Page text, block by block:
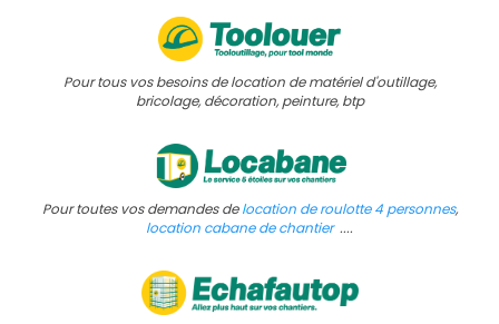
Pour tous vos besoins de location de matériel d'outillage,
bricolage, décoration, peinture, btp
Pour toutes vos demandes delocation de roulotte 4 personnes,
location cabane de chantier....